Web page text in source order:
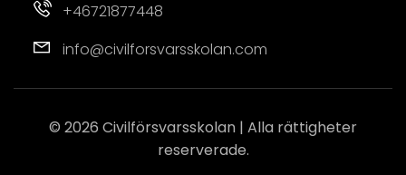
+46721877448
info@civilforsvarsskolan.com
© 2026 Civilförsvarsskolan | Alla rättigheter
reserverade.